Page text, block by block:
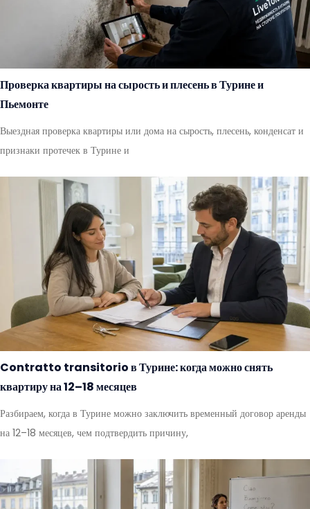
Проверка квартиры на сырость и плесень в Турине и
Пьемонте
Выездная проверка квартиры или дома на сырость, плесень, конденсат и
признаки протечек в Турине и
Contratto transitorio в Турине: когда можно снять
квартиру на 12–18 месяцев
Разбираем, когда в Турине можно заключить временный договор аренды
на 12–18 месяцев, чем подтвердить причину,